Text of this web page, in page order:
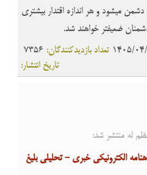
میشود و هر اندازه اقتدار بیشتری
ضعیفتر خواهند شد.
7356 تعداد بازدیدکنندگان: 1405/
تاریخ انتشار:
له منتشر شد:
الکترونیکی خبری - تحلیلی بلیغ